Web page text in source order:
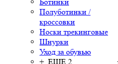
Полуботинки /
кроссовки
Носки трекинговые
Шнурки
Уход за обувью
+ ЕЩЕ 2